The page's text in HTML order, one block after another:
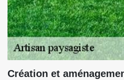
Création et